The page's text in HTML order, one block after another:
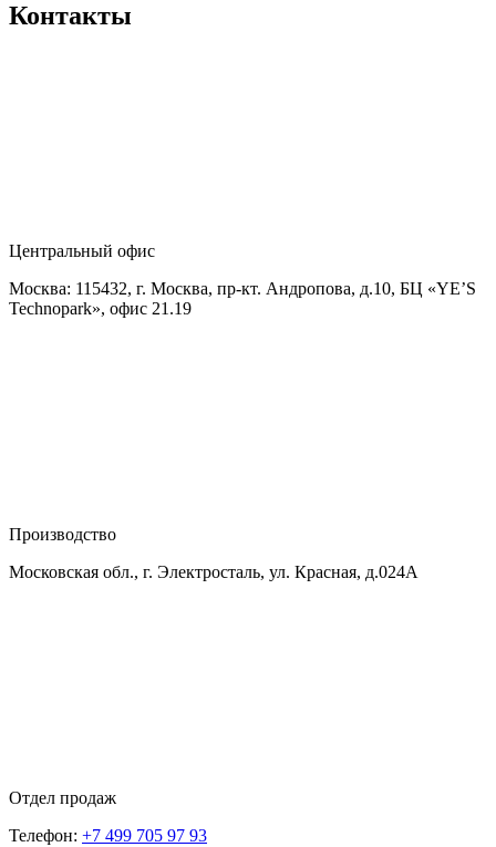
Контакты
Центральный офис
Москва: 115432, г. Москва, пр-кт. Андропова, д.10, БЦ «YE’S
Technopark», офис 21.19
Производство
Московская обл., г. Электросталь, ул. Красная, д.024А
Отдел продаж
Телефон: +7 499 705 97 93